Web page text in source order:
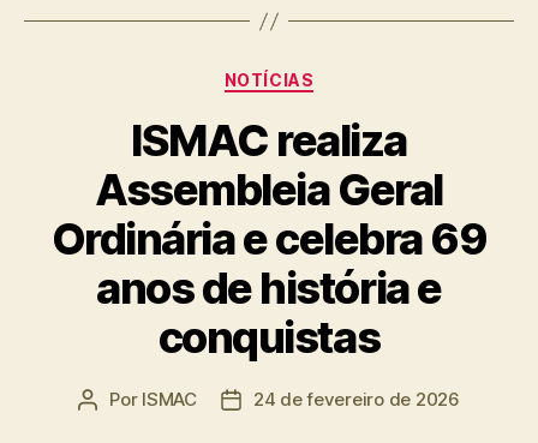
Categorias
NOTÍCIAS
ISMAC realiza
Assembleia Geral
Ordinária e celebra 69
anos de história e
conquistas
Autor
Por ISMAC
Data24 de fevereiro de 2026